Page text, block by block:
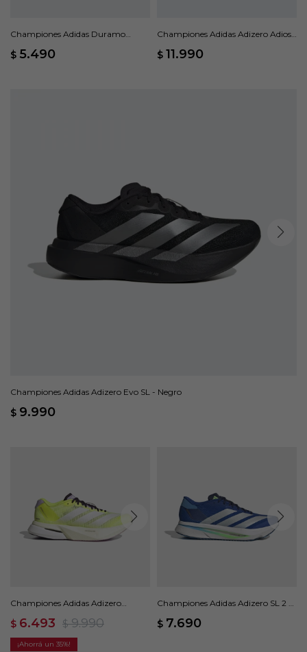
Championes Adidas Duramo
$ 5.490
Championes Adidas Adizero Adios
$ 11.990
Championes Adidas Adizero Evo SL - Negro
$ 9.990
Championes Adidas Adizero
$ 6.493 $ 9.990
35
Championes Adidas Adizero SL 2 -
$ 7.690